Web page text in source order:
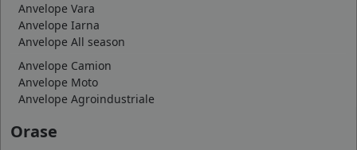
Anvelope Vara
Anvelope Iarna
Anvelope All season
Anvelope Camion
Anvelope Moto
Anvelope Agroindustriale
Orase